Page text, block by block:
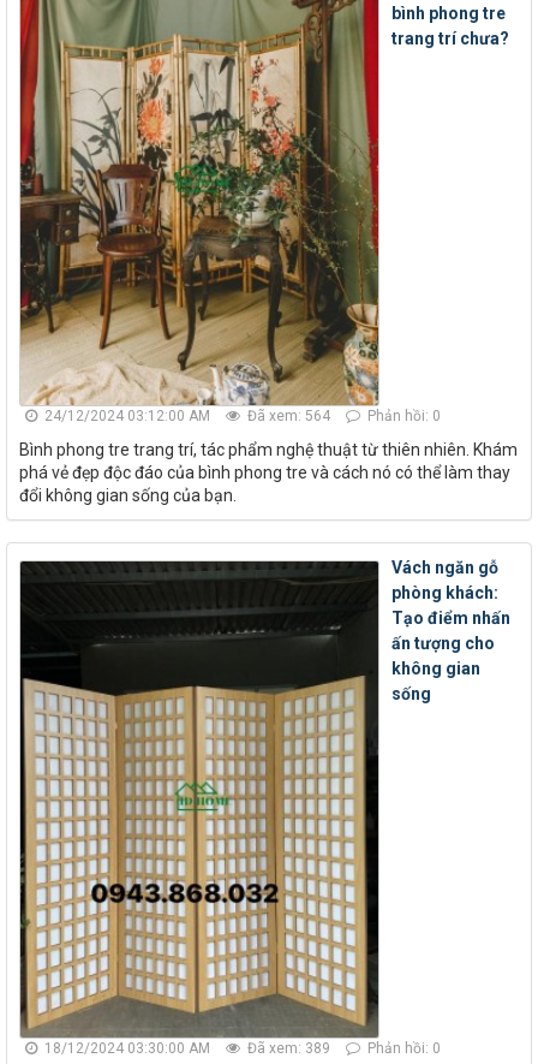
bình phong tre
trang trí chưa?
24/12/2024 03:12:00 AM Đã xem: 564 Phản hồi: 0
Bình phong tre trang trí, tác phẩm nghệ thuật từ thiên nhiên. Khám
phá vẻ đẹp độc đáo của bình phong tre và cách nó có thể làm thay
đổi không gian sống của bạn.
Vách ngăn gỗ
phòng khách:
Tạo điểm nhấn
ấn tượng cho
không gian
sống
18/12/2024 03:30:00 AM Đã xem: 389 Phản hồi: 0